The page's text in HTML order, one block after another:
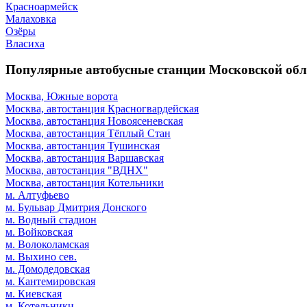
Красноармейск
Малаховка
Озёры
Власиха
Популярные автобусные станции Московской
Москва, Южные ворота
Москва, автостанция Красногвардейская
Москва, автостанция Новоясеневская
Москва, автостанция Тёплый Стан
Москва, автостанция Тушинская
Москва, автостанция Варшавская
Москва, автостанция "ВДНХ"
Москва, автостанция Котельники
м. Алтуфьево
м. Бульвар Дмитрия Донского
м. Водный стадион
м. Войковская
м. Волоколамская
м. Выхино сев.
м. Домодедовская
м. Кантемировская
м. Киевская